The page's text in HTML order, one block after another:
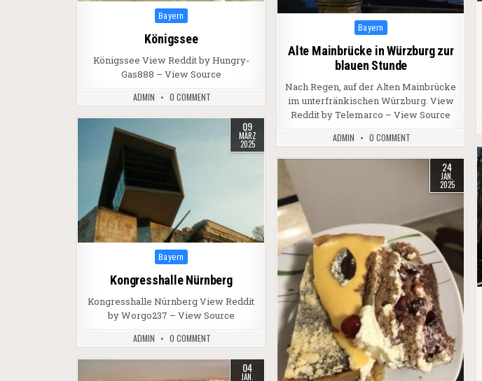
Posted in
Bayern
Königssee
Königssee View Reddit by Hungry-
Gas888 – View Source
ADMIN 0 COMMENT
Posted in
Bayern
Alte Mainbrücke in Würzburg zur
blauen Stunde
Nach Regen, auf der Alten Mainbrücke
im unterfränkischen Würzburg. View
Reddit by Telemarco – View Source
ADMIN 0 COMMENT
09
MÄRZ
2025
Posted in
Bayern
Kongresshalle Nürnberg
Kongresshalle Nürnberg View Reddit
by Worgo237 – View Source
ADMIN 0 COMMENT
24
JAN.
2025
04
JAN.